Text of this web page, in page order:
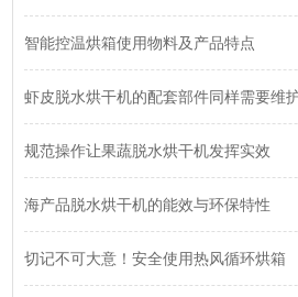
智能控温烘箱使用物料及产品特点
虾皮脱水烘干机的配套部件同样需要维
规范操作让果蔬脱水烘干机发挥实效
海产品脱水烘干机的能效与环保特性
切记不可大意！安全使用热风循环烘箱